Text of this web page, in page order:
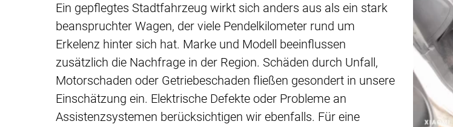
Ein gepflegtes Stadtfahrzeug wirkt sich anders aus als ein stark
beanspruchter Wagen, der viele Pendelkilometer rund um
Erkelenz hinter sich hat. Marke und Modell beeinflussen
zusätzlich die Nachfrage in der Region. Schäden durch Unfall,
Motorschaden oder Getriebeschaden fließen gesondert in unsere
Einschätzung ein. Elektrische Defekte oder Probleme an
Assistenzsystemen berücksichtigen wir ebenfalls. Für eine